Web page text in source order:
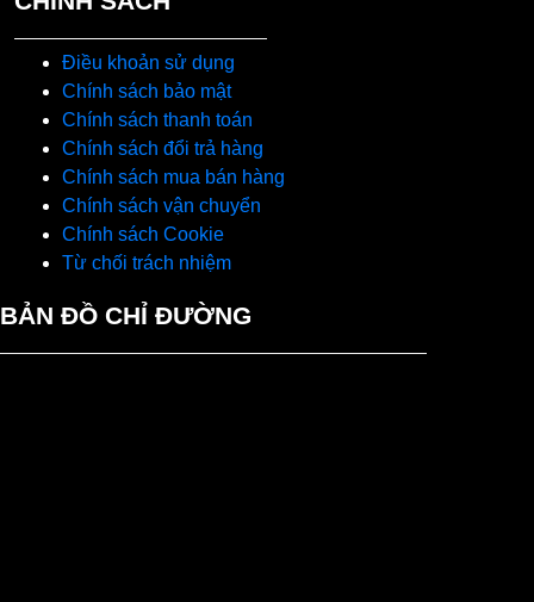
Điều khoản sử dụng
Chính sách bảo mật
Chính sách thanh toán
Chính sách đổi trả hàng
Chính sách mua bán hàng
Chính sách vận chuyển
Chính sách Cookie
Từ chối trách nhiệm
BẢN ĐỒ CHỈ ĐƯỜNG